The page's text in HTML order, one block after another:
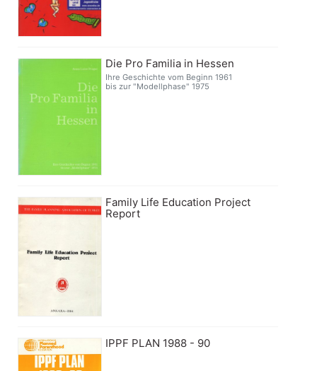
Die Pro Familia in Hessen
Ihre Geschichte vom Beginn 1961
bis zur "Modellphase" 1975
Family Life Education Project
Report
IPPF PLAN 1988 - 90